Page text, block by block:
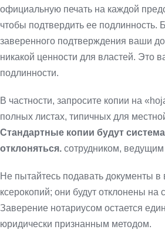
официальную печать на каждой
чтобы подтвердить ее подлинность.
заверенного подтверждения ваши
никакой ценности для властей. Это
подлинности.
В частности, запросите копии на
полных листах, типичных для
Стандартные копии будут
отклоняться. сотрудником, ведущим
Не пытайтесь подавать документы в
ксерокопий; они будут отклонены на
Заверение нотариусом остается
юридически признанным методом.